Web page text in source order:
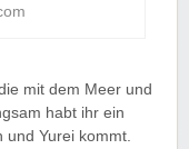
mit dem Meer und
habt ihr ein
und Yurei kommt.